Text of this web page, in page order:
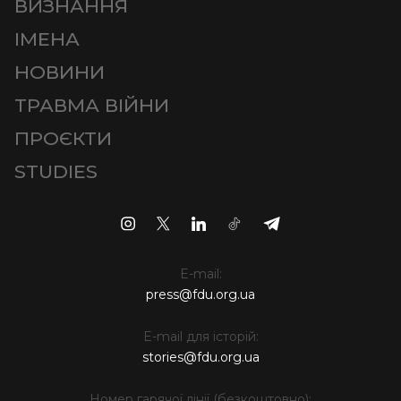
ВИЗНАННЯ
ІМЕНА
НОВИНИ
ТРАВМА ВІЙНИ
ПРОЄКТИ
STUDIES
E-mail:
press@fdu.org.ua
E-mail для історій:
stories@fdu.org.ua